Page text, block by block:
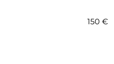
150 €